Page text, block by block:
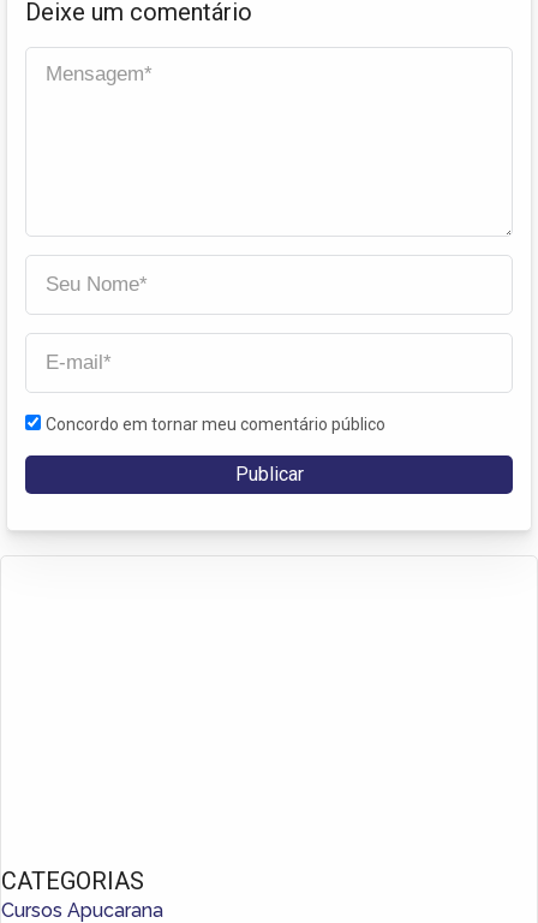
Deixe um comentário
Concordo em tornar meu comentário público
CATEGORIAS
Cursos Apucarana